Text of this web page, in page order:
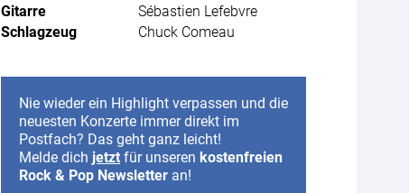
Gitarre
Sébastien Lefebvre
Schlagzeug
Chuck Comeau
Nie wieder ein Highlight verpassen und die
neuesten Konzerte immer direkt im
Postfach? Das geht ganz leicht!
Melde dich jetzt für unseren kostenfreien
Rock & Pop Newsletter an!